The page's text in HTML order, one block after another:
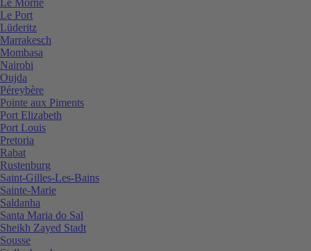
Le Port
Lüderitz
Marrakesch
Mombasa
Nairobi
Oujda
Péreybère
Pointe aux Piments
Port Elizabeth
Port Louis
Pretoria
Rabat
Rustenburg
Saint-Gilles-Les-Bains
Sainte-Marie
Saldanha
Santa Maria do Sal
Sheikh Zayed Stadt
Sousse